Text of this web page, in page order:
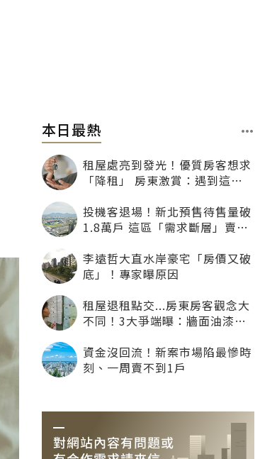
本日最熱
租屋處亮到發光！優質房客想求
「降租」 房東激賞：遇到這種
投機客退場！新北預售待售量破
1.8萬戶 這區「需求斷層」賣壓
李遠哲大直水岸豪宅「房價又破
底」！專家曝原因
租屋退租點交...房東房客觀念大
不同！3大爭端曝：牆面油漆、
資金沒回流！新案市場陷最慘時
刻、一周賣不到1戶